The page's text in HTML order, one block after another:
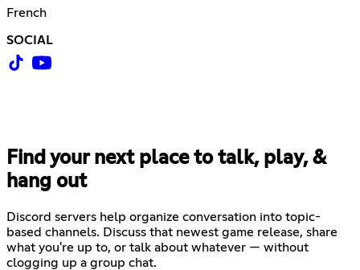
French
SOCIAL
Find your next place to talk, play, &
hang out
Discord servers help organize conversation into topic-
based channels. Discuss that newest game release, share
what you're up to, or talk about whatever — without
clogging up a group chat.